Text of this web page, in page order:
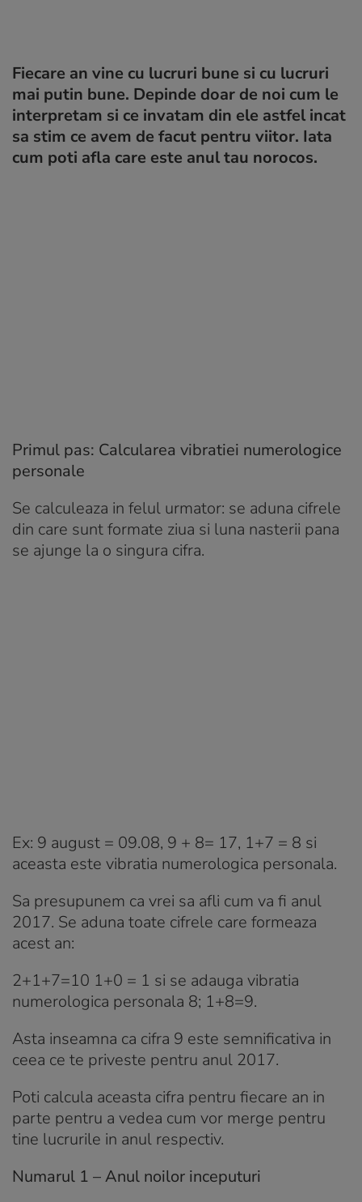
Fiecare an vine cu lucruri bune si cu lucruri
mai putin bune. Depinde doar de noi cum le
interpretam si ce invatam din ele astfel incat
sa stim ce avem de facut pentru viitor. Iata
cum poti afla care este anul tau norocos.
Primul pas: Calcularea vibratiei numerologice
personale
Se calculeaza in felul urmator: se aduna cifrele
din care sunt formate ziua si luna nasterii pana
se ajunge la o singura cifra.
Ex: 9 august = 09.08, 9 + 8= 17, 1+7 = 8 si
aceasta este vibratia numerologica personala.
Sa presupunem ca vrei sa afli cum va fi anul
2017. Se aduna toate cifrele care formeaza
acest an:
2+1+7=10 1+0 = 1 si se adauga vibratia
numerologica personala 8; 1+8=9.
Asta inseamna ca cifra 9 este semnificativa in
ceea ce te priveste pentru anul 2017.
Poti calcula aceasta cifra pentru fiecare an in
parte pentru a vedea cum vor merge pentru
tine lucrurile in anul respectiv.
Numarul 1 – Anul noilor inceputuri